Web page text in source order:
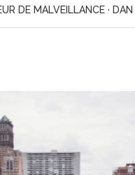
DE MALVEILLANCE ·